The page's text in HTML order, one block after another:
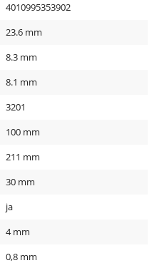
4010995353902
23.6 mm
8.3 mm
8.1 mm
3201
100 mm
211 mm
30 mm
ja
4 mm
0,8 mm